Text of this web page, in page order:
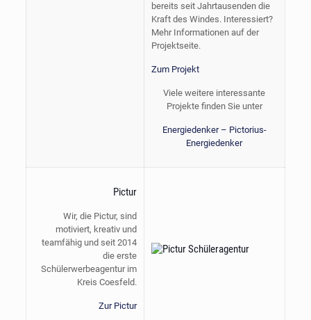
bereits seit Jahrtausenden die
Kraft des Windes. Interessiert?
Mehr Informationen auf der
Projektseite.
Zum Projekt
Viele weitere interessante
Projekte finden Sie unter
Energiedenker – Pictorius-
Energiedenker
Pictur
Wir, die Pictur, sind
motiviert, kreativ und
teamfähig und seit 2014
die erste
Schülerwerbeagentur im
Kreis Coesfeld.
Zur Pictur